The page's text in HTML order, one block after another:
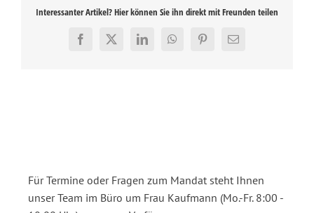
Interessanter Artikel? Hier können Sie ihn direkt mit Freunden teilen
Facebook
X LinkedInWhatsAppPinterest
E-
Für Termine oder Fragen zum Mandat steht Ihnen
unser Team im Büro um Frau Kaufmann (Mo.-Fr. 8:00 -